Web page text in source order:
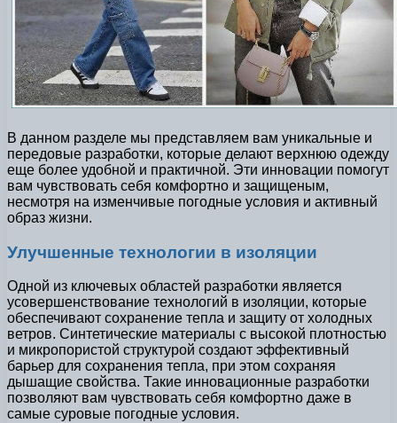
В данном разделе мы представляем вам уникальные и
передовые разработки, которые делают верхнюю одежду
еще более удобной и практичной. Эти инновации помогут
вам чувствовать себя комфортно и защищеным,
несмотря на изменчивые погодные условия и активный
образ жизни.
Улучшенные технологии в изоляции
Одной из ключевых областей разработки является
усовершенствование технологий в изоляции, которые
обеспечивают сохранение тепла и защиту от холодных
ветров. Синтетические материалы с высокой плотностью
и микропористой структурой создают эффективный
барьер для сохранения тепла, при этом сохраняя
дышащие свойства. Такие инновационные разработки
позволяют вам чувствовать себя комфортно даже в
самые суровые погодные условия.